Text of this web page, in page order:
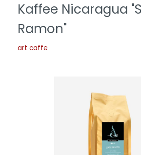
Kaffee Nicaragua
Ramon"
art caffe